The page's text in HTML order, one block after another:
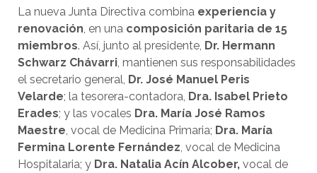
La nueva Junta Directiva combina experiencia y
renovación , en una composición paritaria de 15
miembros. Así, junto al presidente, Dr. Hermann
Schwarz Chávarri , mantienen sus responsabilidades
el secretario general, Dr. José Manuel Peris
Velarde; la tesorera-contadora, Dra. Isabel Prieto
Erades; y las vocales Dra. María José Ramos
Maestre , vocal de Medicina Primaria; Dra. María
Fermina Lorente Fernández , vocal de Medicina
Hospitalaria; y Dra. Natalia Acín Alcober, vocal de